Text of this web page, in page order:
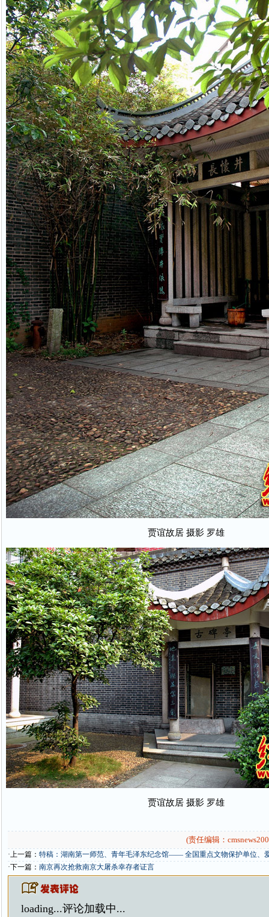
贾谊故居 摄影 罗雄
贾谊故居 摄影 罗雄
(责任编辑：
·上一篇： 特稿：湖南第一师范、青年毛泽东纪念馆—— 全国重点文物保护单位、
·下一篇： 南京再次抢救南京大屠杀幸存者证言
loading...评论加载中...